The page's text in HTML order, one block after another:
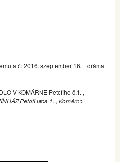
2016. szeptember 16. | dráma
V KOMÁRNE Petofiho č.1. ,
Petofi utca 1. , Komárno